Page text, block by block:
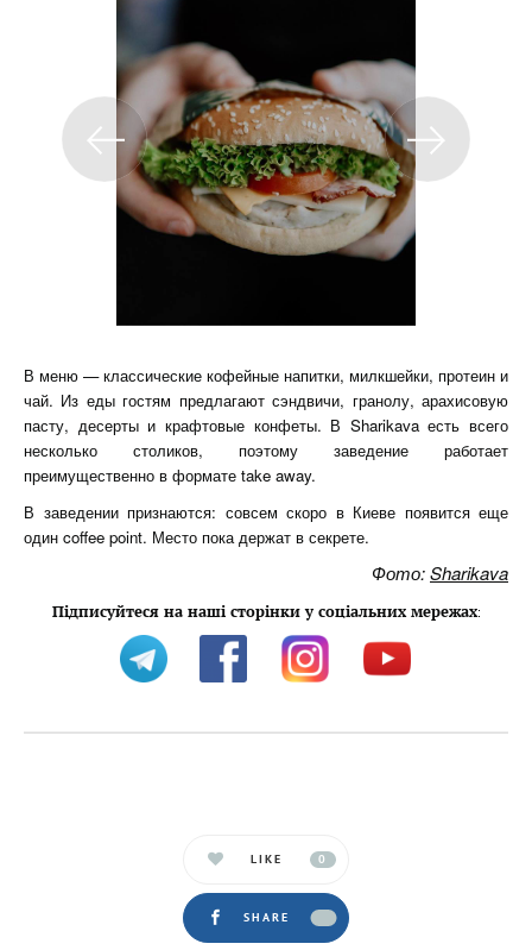
В меню — классические кофейные напитки, милкшейки, протеин и
чай. Из еды гостям предлагают сэндвичи, гранолу, арахисовую
пасту, десерты и крафтовые конфеты. В Sharikava есть всего
несколько столиков, поэтому заведение работает
преимущественно в формате take away.
В заведении признаются: совсем скоро в Киеве появится еще
один coffee point. Место пока держат в секрете.
Фото:Sharikava
Підписуйтеся на наші сторінки у соціальних мережах:
LIKE 0
SHARE